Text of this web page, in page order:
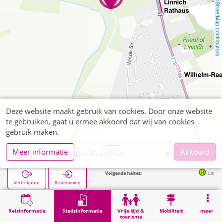
OpenStreetMap contributors
Reisinformatie Stadsinformatie
Vrije tijd &
toerisme
Mobiliteit meer
Linnich, Jüdischer Friedhof
Vertrekpunt Bestemming
Volgende haltes: Linnich
Stadsinformatie Begraafplaatsen Linnich, Jüdischer Friedhof
Deze website maakt gebruik van cookies. Door onze website
te gebruiken, gaat u ermee akkoord dat wij van cookies
gebruik maken.
Meer informatie
Akkoord